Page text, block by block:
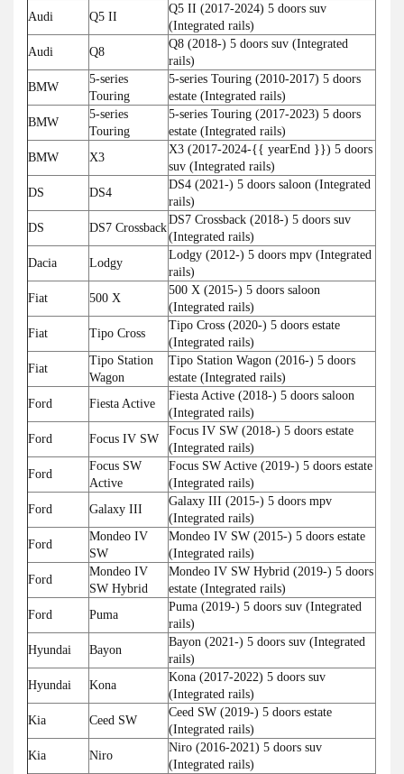
Audi
Q5 II
Q5 II (2017-2024) 5 doors suv
(Integrated rails)
Audi
Q8
Q8 (2018-) 5 doors suv (Integrated
rails)
BMW
5-series
Touring
5-series Touring (2010-2017) 5 doors
estate (Integrated rails)
BMW
5-series
Touring
5-series Touring (2017-2023) 5 doors
estate (Integrated rails)
BMW
X3
X3 (2017-2024-{{ yearEnd }}) 5 doors
suv (Integrated rails)
DS
DS4
DS4 (2021-) 5 doors saloon (Integrated
rails)
DS
DS7 Crossback
DS7 Crossback (2018-) 5 doors suv
(Integrated rails)
Dacia
Lodgy
Lodgy (2012-) 5 doors mpv (Integrated
rails)
Fiat
500 X
500 X (2015-) 5 doors saloon
(Integrated rails)
Fiat
Tipo Cross
Tipo Cross (2020-) 5 doors estate
(Integrated rails)
Fiat
Tipo Station
Wagon
Tipo Station Wagon (2016-) 5 doors
estate (Integrated rails)
Ford
Fiesta Active
Fiesta Active (2018-) 5 doors saloon
(Integrated rails)
Ford
Focus IV SW
Focus IV SW (2018-) 5 doors estate
(Integrated rails)
Ford
Focus SW
Active
Focus SW Active (2019-) 5 doors estate
(Integrated rails)
Ford
Galaxy III
Galaxy III (2015-) 5 doors mpv
(Integrated rails)
Ford
Mondeo IV
SW
Mondeo IV SW (2015-) 5 doors estate
(Integrated rails)
Ford
Mondeo IV
SW Hybrid
Mondeo IV SW Hybrid (2019-) 5 doors
estate (Integrated rails)
Ford
Puma
Puma (2019-) 5 doors suv (Integrated
rails)
Hyundai
Bayon
Bayon (2021-) 5 doors suv (Integrated
rails)
Hyundai
Kona
Kona (2017-2022) 5 doors suv
(Integrated rails)
Kia
Ceed SW
Ceed SW (2019-) 5 doors estate
(Integrated rails)
Kia
Niro
Niro (2016-2021) 5 doors suv
(Integrated rails)